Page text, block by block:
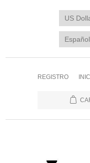
REGISTRO